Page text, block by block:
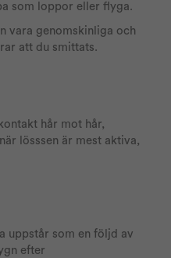
som loppor eller flyga.
vara genomskinliga och
att du smittats.
hår mot hår,
lösssen är mest aktiva,
uppstår som en följd av
efter